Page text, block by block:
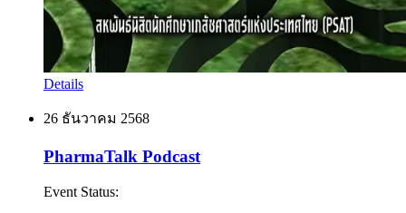
Details
26 ธันวาคม 2568
PharmaTalk Podcast
Event Status: